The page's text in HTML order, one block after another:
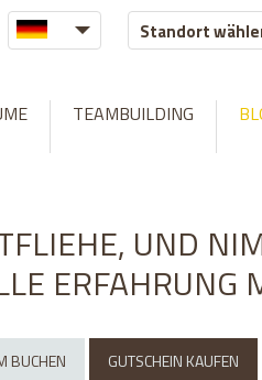
web/libraries/
Standort
TEAMBUILDING
UND
ERFAHRUNG
BUCHEN GUTSCHEIN KAUFEN